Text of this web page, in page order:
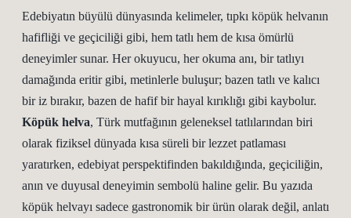
Edebiyatın büyülü dünyasında kelimeler, tıpkı köpük helvanın
hafifliği ve geçiciliği gibi, hem tatlı hem de kısa ömürlü
deneyimler sunar. Her okuyucu, her okuma anı, bir tatlıyı
damağında eritir gibi, metinlerle buluşur; bazen tatlı ve kalıcı
bir iz bırakır, bazen de hafif bir hayal kırıklığı gibi kaybolur.
Köpük helva, Türk mutfağının geleneksel tatlılarından biri
olarak fiziksel dünyada kısa süreli bir lezzet patlaması
yaratırken, edebiyat perspektifinden bakıldığında, geçiciliğin,
anın ve duyusal deneyimin sembolü haline gelir. Bu yazıda
köpük helvayı sadece gastronomik bir ürün olarak değil, anlatı